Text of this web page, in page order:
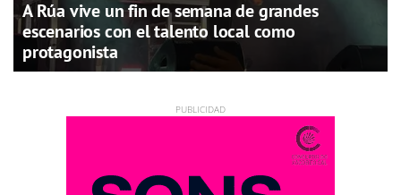
A Rúa vive un fin de semana de grandes
escenarios con el talento local como
protagonista